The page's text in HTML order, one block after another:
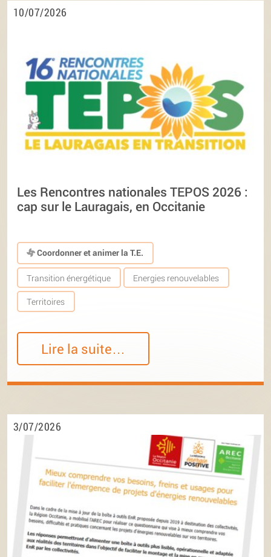
10/07/2026
Les Rencontres nationales TEPOS 2026 :
cap sur le Lauragais, en Occitanie
Coordonner et animer la T.E.
Transition énergétique Energies renouvelables
Territoires
Lire la suite…
3/07/2026